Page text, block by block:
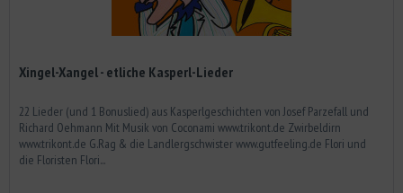
Xingel-Xangel - etliche Kasperl-Lieder
22 Lieder (und 1 Bonuslied) aus Kasperlgeschichten von Josef Parzefall und
Richard Oehmann Mit Musik von Coconami www.trikont.de Zwirbeldirn
www.trikont.de G.Rag & die Landlergschwister www.gutfeeling.de Flori und
die Floristen Flori...